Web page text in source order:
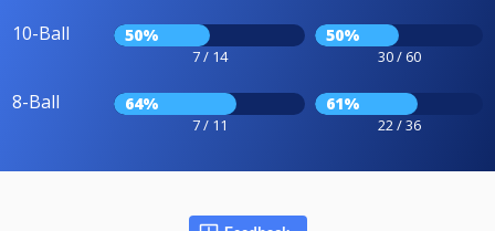
10-Ball 50%
7 / 14
50%
30 / 60
8-Ball 64%
7 / 11
61%
22 / 36